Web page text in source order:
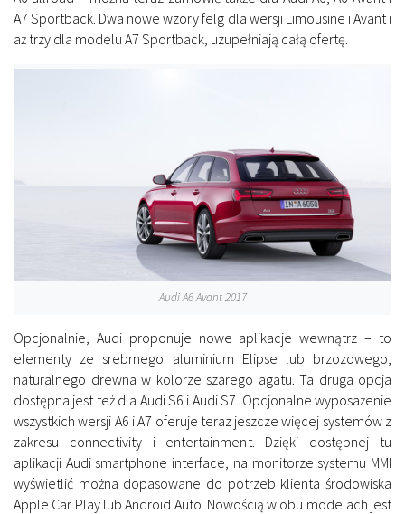
A7 Sportback. Dwa nowe wzory felg dla wersji Limousine i Avant i
aż trzy dla modelu A7 Sportback, uzupełniają całą ofertę.
Audi A6 Avant 2017
Opcjonalnie, Audi proponuje nowe aplikacje wewnątrz – to
elementy ze srebrnego aluminium Elipse lub brzozowego,
naturalnego drewna w kolorze szarego agatu. Ta druga opcja
dostępna jest też dla Audi S6 i Audi S7. Opcjonalne wyposażenie
wszystkich wersji A6 i A7 oferuje teraz jeszcze więcej systemów z
zakresu connectivity i entertainment. Dzięki dostępnej tu
aplikacji Audi smartphone interface, na monitorze systemu MMI
wyświetlić można dopasowane do potrzeb klienta środowiska
Apple Car Play lub Android Auto. Nowością w obu modelach jest